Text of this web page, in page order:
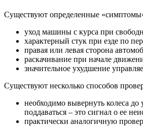
Существуют определенные
уход машины с курса при
характерный стук при езде по
правая или левая сторона
раскачивание при начале
значительное ухудшение
Существуют несколько способов
необходимо вывернуть колеса до
поддаваться – это сигнал о ее
практически аналогичную